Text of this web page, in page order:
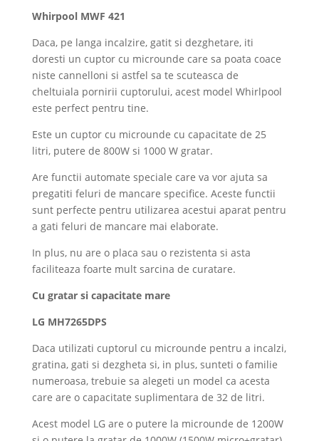
Whirpool MWF 421
Daca, pe langa incalzire, gatit si dezghetare, iti
doresti un cuptor cu microunde care sa poata coace
niste cannelloni si astfel sa te scuteasca de
cheltuiala pornirii cuptorului, acest model Whirlpool
este perfect pentru tine.
Este un cuptor cu microunde cu capacitate de 25
litri, putere de 800W si 1000 W gratar.
Are functii automate speciale care va vor ajuta sa
pregatiti feluri de mancare specifice. Aceste functii
sunt perfecte pentru utilizarea acestui aparat pentru
a gati feluri de mancare mai elaborate.
In plus, nu are o placa sau o rezistenta si asta
faciliteaza foarte mult sarcina de curatare.
Cu gratar si capacitate mare
LG MH7265DPS
Daca utilizati cuptorul cu microunde pentru a incalzi,
gratina, gati si dezgheta si, in plus, sunteti o familie
numeroasa, trebuie sa alegeti un model ca acesta
care are o capacitate suplimentara de 32 de litri.
Acest model LG are o putere la microunde de 1200W